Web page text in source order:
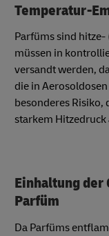
Temperatur-
Parfüms sind
müssen in
versandt werden,
die in
besonderes Risiko,
starkem Hitzedruck
Einhaltung
Parfüm
Da Parfüms